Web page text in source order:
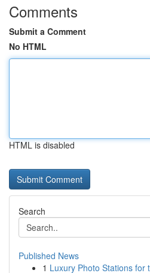
Comments
Submit a Comment
No HTML
HTML is disabled
Search
Published News
1 Luxury Photo Stations for